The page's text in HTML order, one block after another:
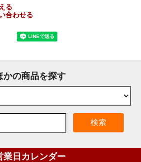
る
合わせる
かの商品を探す
検索
業日カレンダー